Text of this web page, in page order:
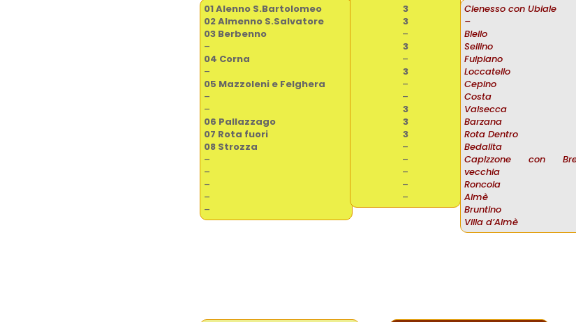
01Alenno S.Bartolomeo
02 Almenno S.Salvatore
03 Berbenno
–
04 Corna
–
05 Mazzoleni e Felghera
–
–
06 Pallazzago
07 Rota fuori
08 Strozza
–
–
–
–
–
3
3
–
3
–
3
–
–
3
3
3
–
–
–
–
–
Clenesso con Ubiale
–
Blello
Sellino
Fuipiano
Loccatello
Cepino
Costa
Valsecca
Barzana
Rota Dentro
Bedalita
Capizzone con
vecchia
Roncola
Almè
Bruntino
Villa d’Almè